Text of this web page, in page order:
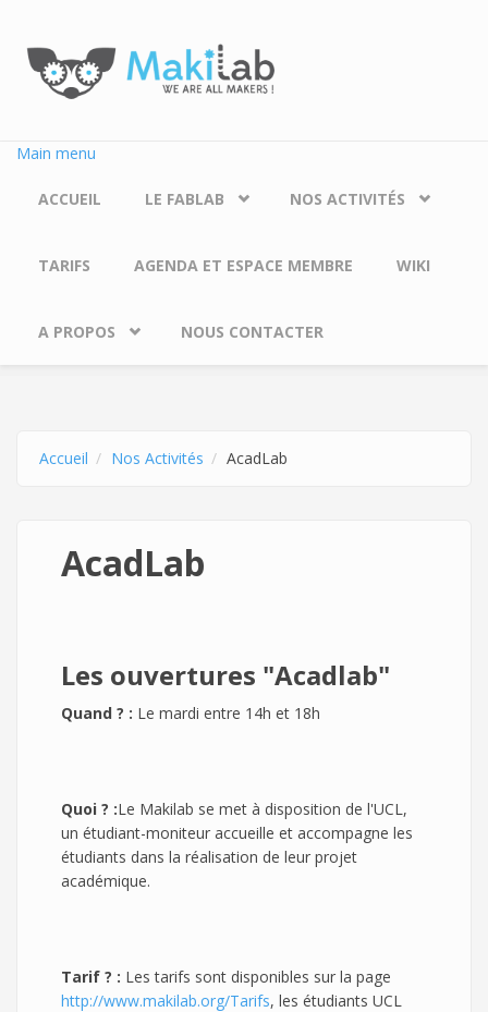
Main menu
ACCUEIL LE FABLAB NOS ACTIVITÉS
TARIFS AGENDA ET ESPACE MEMBRE WIKI
A PROPOS NOUS CONTACTER
Accueil Nos Activités AcadLab
AcadLab
Les ouvertures "Acadlab"
Quand ? : Le mardi entre 14h et 18h
Quoi ? :Le Makilab se met à disposition de l'UCL,
un étudiant-moniteur accueille et accompagne les
étudiants dans la réalisation de leur projet
académique.
Tarif ? : Les tarifs sont disponibles sur la page
http://www.makilab.org/Tarifs, les étudiants UCL